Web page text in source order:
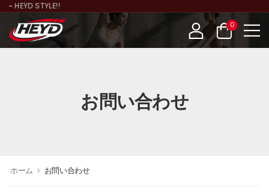
HEYD STYLE!!
0
お問い合わせ
ホーム > お問い合わせ